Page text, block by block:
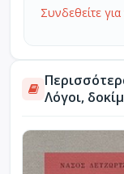
Συνδεθείτε
Λόγοι,